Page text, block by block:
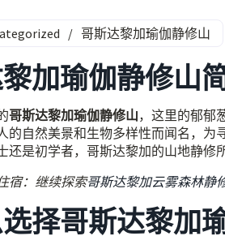
/ 哥斯达黎加瑜伽静修山
加瑜伽静修山
哥斯达黎加瑜伽静修山，这里的郁郁
的自然美景和生物多样性而闻名，
还是初学者，哥斯达黎加的山地静修
宿：继续探索哥斯达黎加云雾森林静
择哥斯达黎加